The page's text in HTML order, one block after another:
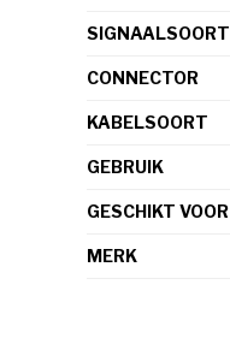
SIGNAALSOORT
CONNECTOR
KABELSOORT
GEBRUIK
GESCHIKT VOOR
MERK